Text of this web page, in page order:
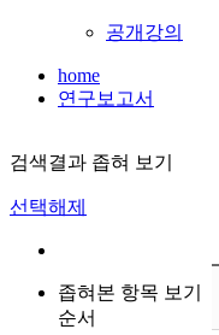
공개강의
home
연구보고서
검색결과 좁혀 보기
선택해제
좁혀본 항목 보기
순서